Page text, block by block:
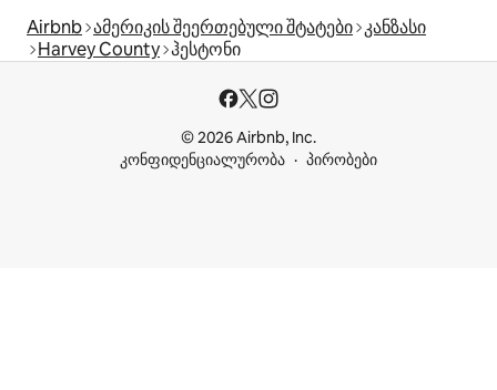
Airbnb ამერიკის შეერთებული შტატები კანზასი
Harvey County ჰესტონი
© 2026 Airbnb, Inc.
კონფიდენციალურობა
პირობები